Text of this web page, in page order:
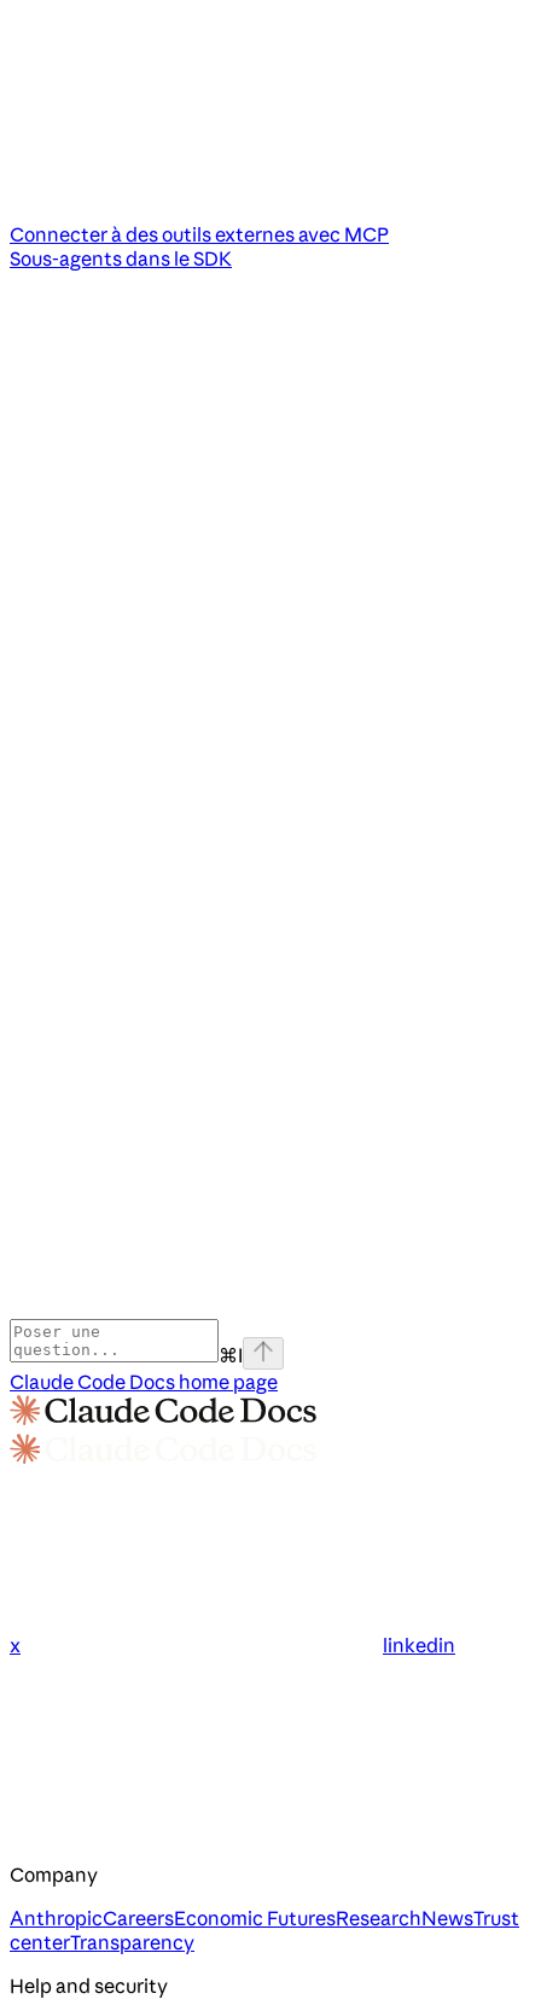
Connecter à des outils externes avec MCP
Sous-agents dans le SDK
⌘I
Claude Code Docs home page
x linkedin
Company
AnthropicCareersEconomic FuturesResearchNewsTrust
centerTransparency
Help and security